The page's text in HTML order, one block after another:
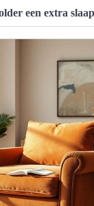
een extra